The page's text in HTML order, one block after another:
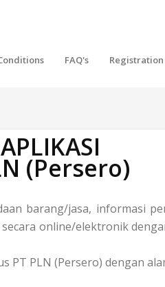
FAQ's Registration
(Persero)
barang/jasa, informasi
online/elektronik
PT PLN (Persero) dengan